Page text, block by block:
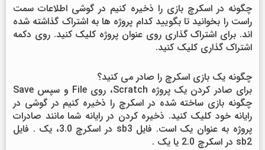
چگونه در اسکرچ بازی را ذخیره کنیم در گوشی اطلاعات سمت
راست را بخوانید تا بگویید کدام پروژه ها به اشتراک گذاشته شده
اند. برای اشتراک گذاری روی عنوان پروژه کلیک کنید. روی دکمه
اشتراک گذاری کلیک کنید.
چگونه یک بازی اسکرچ را صادر می کنید؟
برای صادر کردن یک پروژه Scratch، روی File و سپس Save
چگونه بازی ساخته شده در اسکرچ را ذخیره کنیم در گوشی در
رایانه خود کلیک کنید. ذخیره کردن در رایانه شما مانند صادرات
پروژه به عنوان یک است. فایل sb3 در اسکرچ 3.0، یک . فایل
sb2 در اسکرچ 2.0 یا یک .